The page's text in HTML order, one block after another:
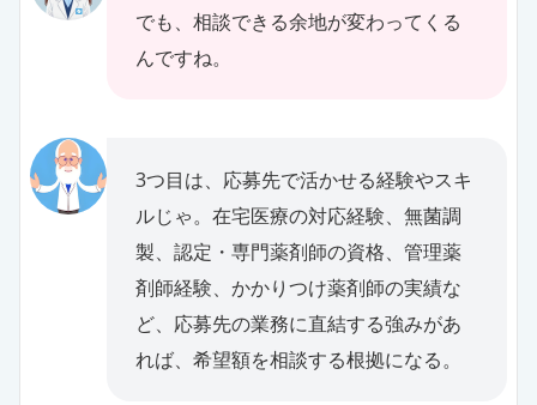
でも、相談できる余地が変わってくる
んですね。
3つ目は、応募先で活かせる経験やスキ
ルじゃ。在宅医療の対応経験、無菌調
製、認定・専門薬剤師の資格、管理薬
剤師経験、かかりつけ薬剤師の実績な
ど、応募先の業務に直結する強みがあ
れば、希望額を相談する根拠になる。